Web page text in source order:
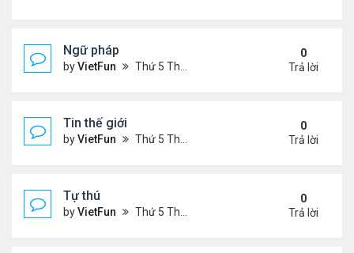
Ngữ pháp
byVietFun Thứ 5 Tháng 7 14, 2022 4:36 pm
0
Trả lời
Tin thế giới
byVietFun Thứ 5 Tháng 7 14, 2022 4:34 pm
0
Trả lời
Tự thú
byVietFun Thứ 5 Tháng 7 14, 2022 4:33 pm
0
Trả lời